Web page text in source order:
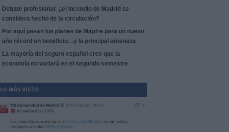
Debate profesional: ¿el incendio de Madrid se
considera hecho de la circulación?
Por aquí pasan los planes de Mapfre para un nuevo
año récord en beneficio…y la principal amenaza
La mayoría del seguro español cree que la
economía no variará en el segundo semestre
LO MÁS VISTO